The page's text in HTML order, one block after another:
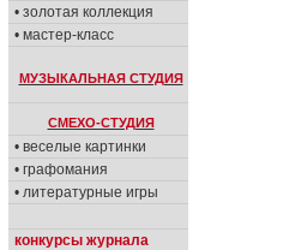
• золотая коллекция
• мастер-класс
МУЗЫКАЛЬНАЯ СТУДИЯ
СМЕХО-СТУДИЯ
• веселые картинки
• графомания
• литературные игры
конкурсы журнала